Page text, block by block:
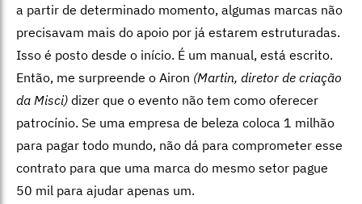
a partir de determinado momento, algumas marcas não
precisavam mais do apoio por já estarem estruturadas.
Isso é posto desde o início. É um manual, está escrito.
Então, me surpreende o Airon (Martin, diretor de criação
da Misci) dizer que o evento não tem como oferecer
patrocínio. Se uma empresa de beleza coloca 1 milhão
para pagar todo mundo, não dá para comprometer esse
contrato para que uma marca do mesmo setor pague
50 mil para ajudar apenas um.